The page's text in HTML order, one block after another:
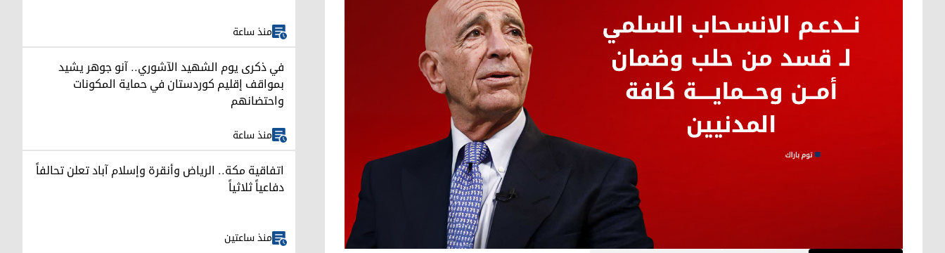
منذ ساعة
في ذكرى يوم الشهيد الآشوري.. آنو جوهر يشيد
بمواقف إقليم كوردستان في حماية المكونات
واحتضانهم
منذ ساعة
اتفاقية مكة.. الرياض وأنقرة وإسلام آباد تعلن تحالفاً
دفاعياً ثلاثياً
منذ ساعتين